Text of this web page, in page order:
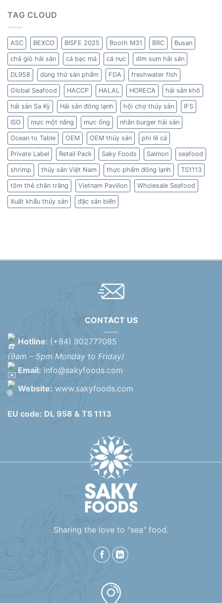
TAG CLOUD
ASC BEXCO BISFE 2025 Booth M31 BRC Busan
chả giò hải sản cá bạc má cá nục dim sum hải sản
DL958 dùng thử sản phẩm FDA freshwater fish
Global Seafood HACCP HALAL HORECA hải sản khô
hải sản Sa Kỳ Hải sản đông lạnh hội chợ thủy sản IFS
ISO mực một nắng mực ống nhân burger hải sản
Ocean to Table OEM OEM thủy sản phi lê cá
Private Label Retail Pack Saky Foods Salmon seafood
shrimp thủy sản Việt Nam thực phẩm đông lạnh TS1113
tôm thẻ chân trắng Vietnam Pavilion Wholesale Seafood
Xuất khẩu thủy sản đặc sản biển
CONTACT US
Hotline: (+84) 902777085
(9am – 5pm Monday to Friday)
Email: info@sakyfoods.com
Website: www.sakyfoods.com
EU code: DL 958 & TS 1113
Sharing the love to "sea" food.